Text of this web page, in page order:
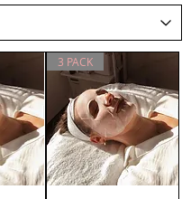
3 PACK